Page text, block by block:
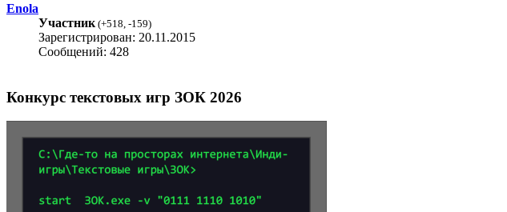
Enola
Участник (+518 -159)
Зарегистрирован: 20.11.2015
Сообщений: 428
Конкурс текстовых игр ЗОК 2026